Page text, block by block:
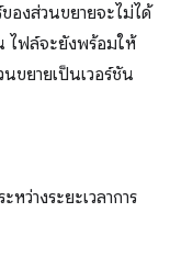
งส่วนขยายจะไม่ได้
ไฟล์จะยังพร้อมให้
ขยายเป็นเวอร์ชัน
ว่างระยะเวลาการ